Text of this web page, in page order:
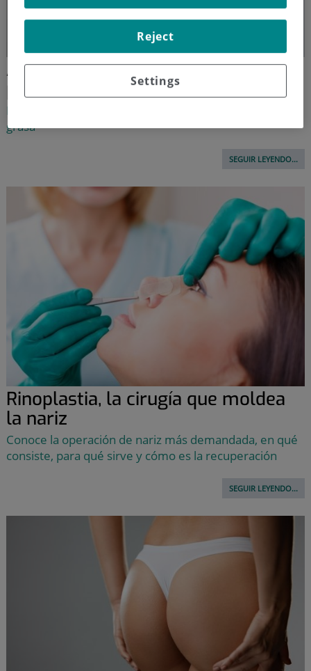
Abdominoplastia para un vientre
perfecto
Esta cirugía estética es ideal para lucir tripa firme y sin
grasa
SEGUIR LEYENDO...
Rinoplastia, la cirugía que moldea
la nariz
Conoce la operación de nariz más demandada, en qué
consiste, para qué sirve y cómo es la recuperación
SEGUIR LEYENDO...
Settings
Reject